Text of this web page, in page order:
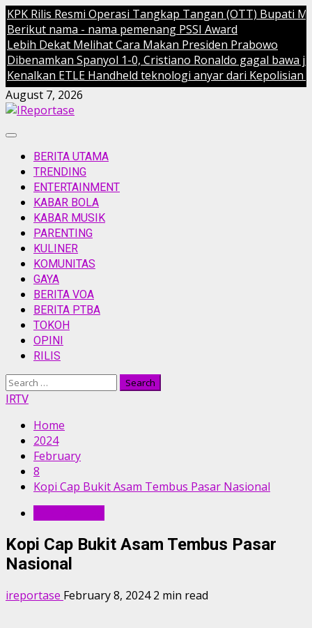
Rilis Resmi Operasi Tangkap Tangan (OTT) Bupati Muara
nama - nama pemenang PSSI Award
Dekat Melihat Cara Makan Presiden Prabowo
Spanyol 1-0, Cristiano Ronaldo gagal bawa juara
ETLE Handheld teknologi anyar dari Kepolisian
Skip
to
August 7, 2026
Primary
MenuBERITA UTAMA
TRENDING
ENTERTAINMENT
KABAR BOLA
KABAR MUSIK
PARENTING
KULINER
KOMUNITAS
GAYA
BERITA VOA
BERITA PTBA
TOKOH
OPINI
RILIS
Search
for:
IRTV
Home
2024
February
8
Kopi Cap Bukit Asam Tembus Pasar Nasional
Kopi Cap Bukit Asam Tembus Pasar
Nasional
ireportase February 8, 20242 min read